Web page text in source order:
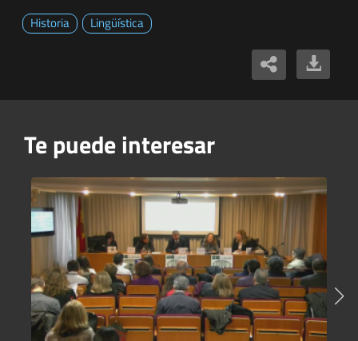
Historia
Lingüística
Te puede interesar